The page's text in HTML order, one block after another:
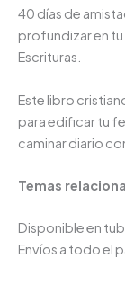
40 días de
profundizar en
Escrituras.
Este libro
para edificar tu
caminar diario
Temas
Disponible en
Envíos a todo el